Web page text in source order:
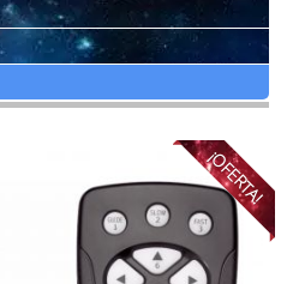
¡OFERTA!